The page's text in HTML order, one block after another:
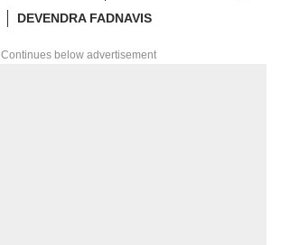
DEVENDRA FADNAVIS
Continues below advertisement